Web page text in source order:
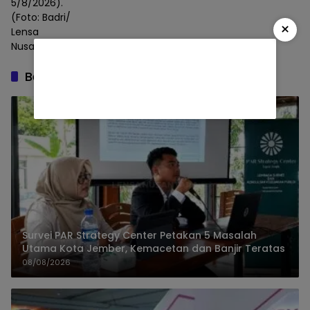
5/8/2026).
(Foto: Badri/
Lensa
Nusantara)
Berita Terbaru
Survei PAR Strategy Center Petakan 5 Masalah
Utama Kota Jember, Kemacetan dan Banjir Teratas
08/08/2026
×